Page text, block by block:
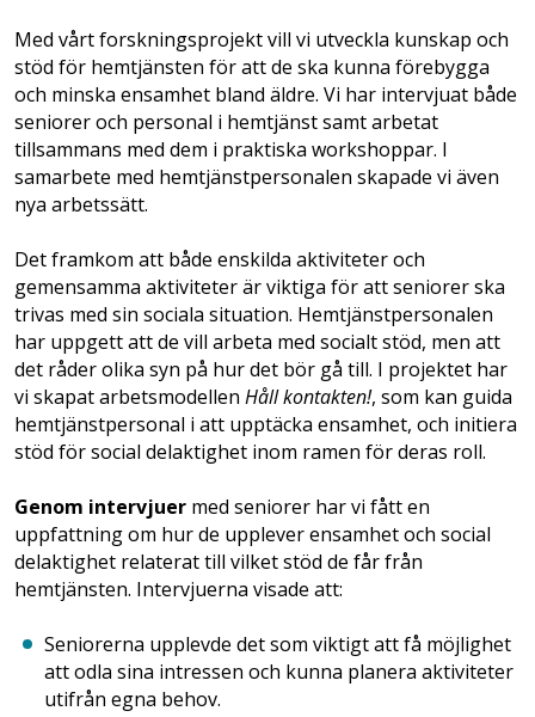
Med vårt forskningsprojekt vill vi utveckla kunskap och
stöd för hemtjänsten för att de ska kunna förebygga
och minska ensamhet bland äldre. Vi har intervjuat både
seniorer och personal i hemtjänst samt arbetat
tillsammans med dem i praktiska workshoppar. I
samarbete med hemtjänstpersonalen skapade vi även
nya arbetssätt.
Det framkom att både enskilda aktiviteter och
gemensamma aktiviteter är viktiga för att seniorer ska
trivas med sin sociala situation. Hemtjänstpersonalen
har uppgett att de vill arbeta med socialt stöd, men att
det råder olika syn på hur det bör gå till. I projektet har
vi skapat arbetsmodellen Håll kontakten!, som kan guida
hemtjänstpersonal i att upptäcka ensamhet, och initiera
stöd för social delaktighet inom ramen för deras roll.
Genom intervjuer med seniorer har vi fått en
uppfattning om hur de upplever ensamhet och social
delaktighet relaterat till vilket stöd de får från
hemtjänsten. Intervjuerna visade att:
Seniorerna upplevde det som viktigt att få möjlighet
att odla sina intressen och kunna planera aktiviteter
utifrån egna behov.